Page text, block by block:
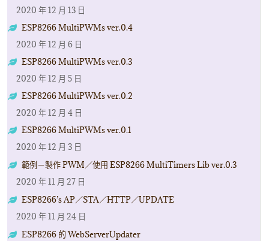
2020 年 12 月 13 日
ESP8266 MultiPWMs ver.0.4
2020 年 12 月 6 日
ESP8266 MultiPWMs ver.0.3
2020 年 12 月 5 日
ESP8266 MultiPWMs ver.0.2
2020 年 12 月 4 日
ESP8266 MultiPWMs ver.0.1
2020 年 12 月 3 日
範例－製作 PWM／使用 ESP8266 MultiTimers Lib ver.0.3
2020 年 11 月 27 日
ESP8266’s AP／STA／HTTP／UPDATE
2020 年 11 月 24 日
ESP8266 的 WebServerUpdater